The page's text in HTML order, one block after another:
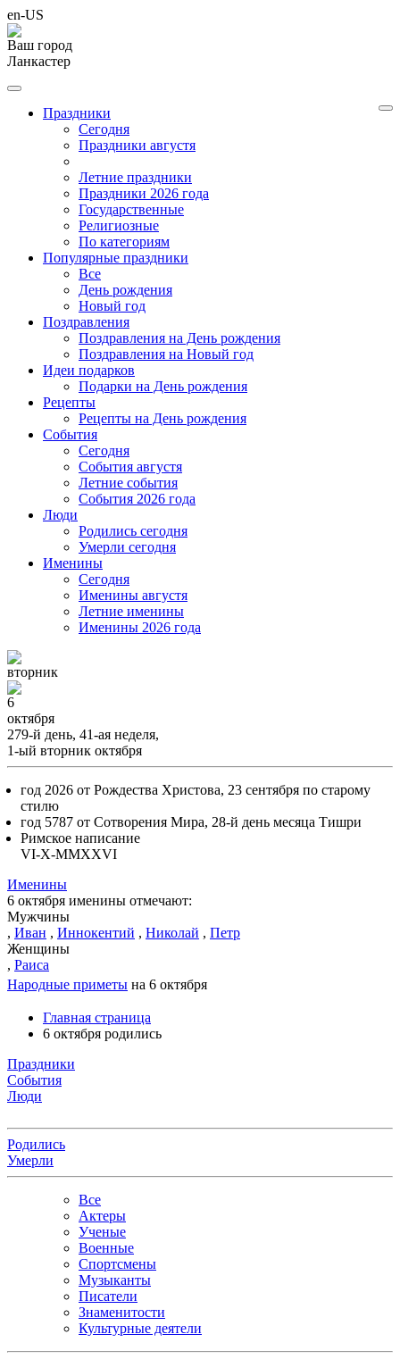
en-US
Ваш город
Ланкастер
Праздники
Cегодня
Праздники августя
Летние праздники
Праздники 2026 года
Государственные
Религиозные
По категориям
Популярные праздники
Все
День рождения
Новый год
Поздравления
Поздравления на День рождения
Поздравления на Новый год
Идеи подарков
Подарки на День рождения
Рецепты
Рецепты на День рождения
События
Cегодня
События августя
Летние события
События 2026 года
Люди
Родились сегодня
Умерли сегодня
Именины
Cегодня
Именины августя
Летние именины
Именины 2026 года
вторник
6
октября
279-й день, 41-ая неделя,
1-ый вторник октября
год 2026 от Рождества Христова, 23 сентября по старому
стилю
год 5787 от Сотворения Мира, 28-й день месяца Тишри
Римское написание
VI-X-MMXXVI
Именины
6 октября именины отмечают:
Мужчины
, Иван , Иннокентий , Николай , Петр
Женщины
, Раиса
Народные приметы на 6 октября
Главная страница
6 октября родились
Праздники
События
Люди
Родились
Умерли
Все
Актеры
Ученые
Военные
Спортсмены
Музыканты
Писатели
Знаменитости
Культурные деятели